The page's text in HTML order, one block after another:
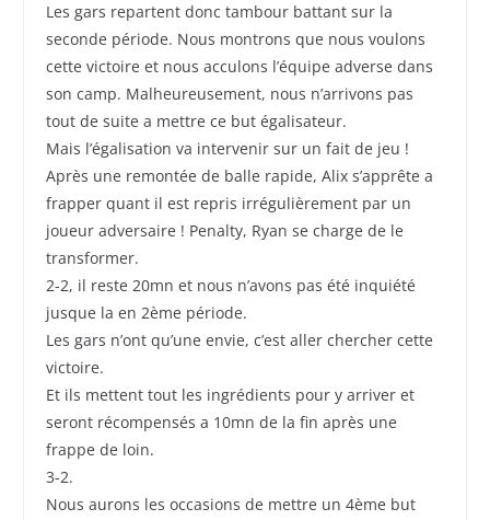
Les gars repartent donc tambour battant sur la
seconde période. Nous montrons que nous voulons
cette victoire et nous acculons l’équipe adverse dans
son camp. Malheureusement, nous n’arrivons pas
tout de suite a mettre ce but égalisateur.
Mais l’égalisation va intervenir sur un fait de jeu !
Après une remontée de balle rapide, Alix s’apprête a
frapper quant il est repris irrégulièrement par un
joueur adversaire ! Penalty, Ryan se charge de le
transformer.
2-2, il reste 20mn et nous n’avons pas été inquiété
jusque la en 2ème période.
Les gars n’ont qu’une envie, c’est aller chercher cette
victoire.
Et ils mettent tout les ingrédients pour y arriver et
seront récompensés a 10mn de la fin après une
frappe de loin.
3-2.
Nous aurons les occasions de mettre un 4ème but